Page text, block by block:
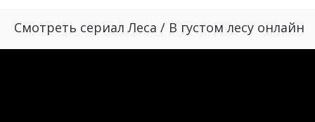
Смотреть сериал Леса / В густом лесу онлайн